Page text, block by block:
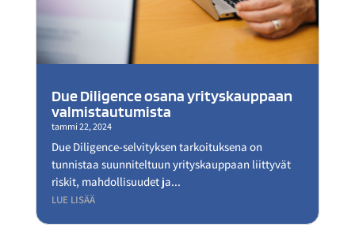
Due Diligence osana yrityskauppaan
valmistautumista
tammi 22, 2024
Due Diligence-selvityksen tarkoituksena on
tunnistaa suunniteltuun yrityskauppaan liittyvät
riskit, mahdollisuudet ja...
LUE LISÄÄ